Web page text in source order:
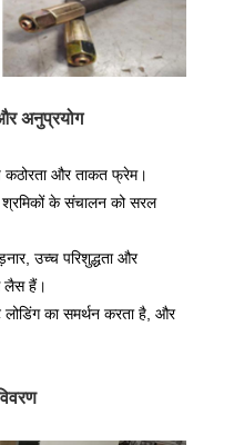
अनुप्रयोग
और ताकत फ्रेम।
के संचालन को सरल
उच्च परिशुद्धता और
लैस हैं।
का समर्थन करता है, और